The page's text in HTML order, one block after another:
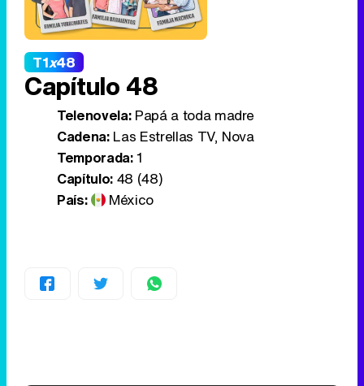
T1x48
Capítulo 48
Telenovela:Papá a toda madre
Cadena:Las Estrellas TV, Nova
Temporada:1
Capítulo:48 (48)
País:
México